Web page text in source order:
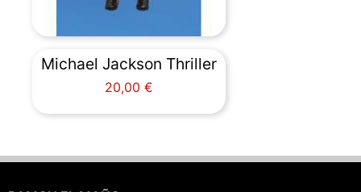
Michael Jackson Thriller
Precio
20,00 €